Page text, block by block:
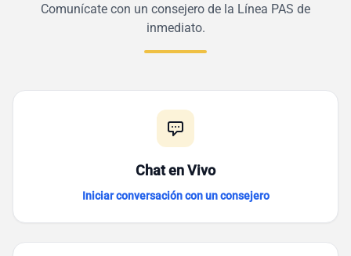
Comunícate con un consejero de la Línea PAS de
inmediato.
Chat en Vivo
Iniciar conversación con un consejero